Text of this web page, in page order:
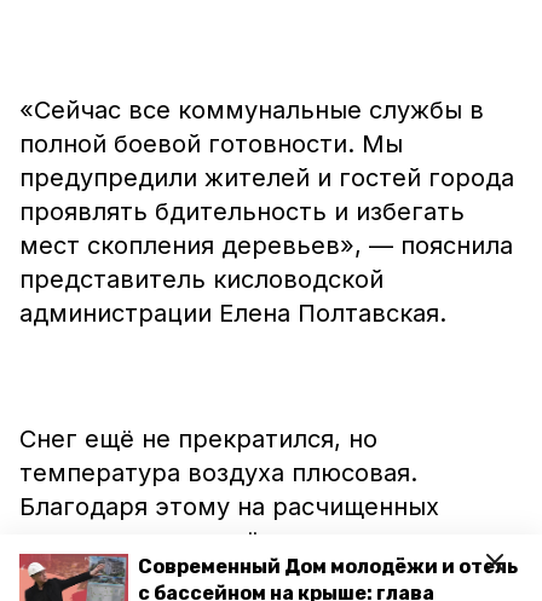
Современный Дом молодёжи и отель
с бассейном на крыше: глава
«Сейчас все коммунальные службы в
полной боевой готовности. Мы
предупредили жителей и гостей города
проявлять бдительность и избегать
мест скопления деревьев», — пояснила
представитель кисловодской
администрации Елена Полтавская.
Снег ещё не прекратился, но
температура воздуха плюсовая.
Благодаря этому на расчищенных
дорогах нет гололёда.